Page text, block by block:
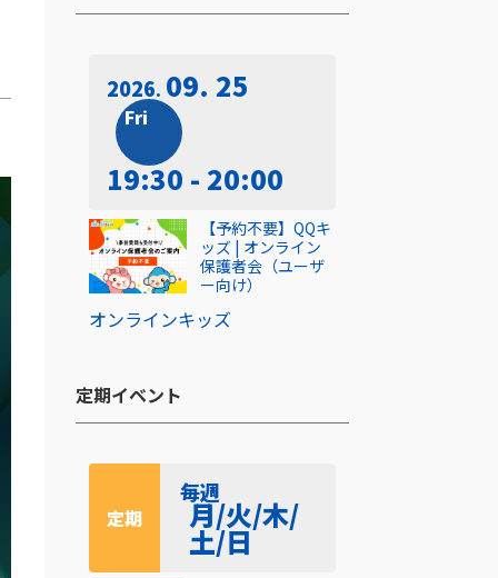
2026 09. 25
Fri
19:30 - 20:00
オンラインキッズ
【予約不要】QQキ
ッズ | オンライン
保護者会（ユーザ
ー向け）
定期イベント​
定期
毎週
月/火/木/
土/日